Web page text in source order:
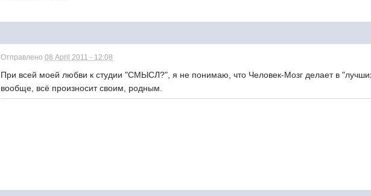
Отправлено08 April 2011 - 12:08
При всей моей любви к студии "СМЫСЛ?", я не понимаю, что Человек-Мозг делает в
вообще, всё произносит своим, родным.